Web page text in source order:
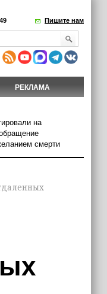
Пишите нам
РЕКЛАМА
на
смерти